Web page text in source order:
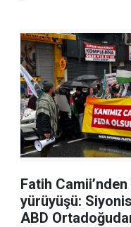
Fatih
yürüyüşü:
ABD